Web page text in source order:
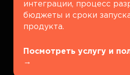
интеграции, процесс
бюджеты и сроки
продукта.
Посмотреть услугу и
→